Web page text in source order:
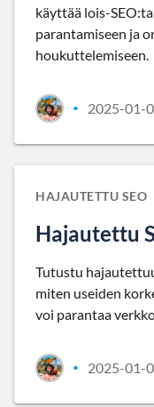
käyttää lois-
parantamiseen ja
houkuttelemiseen.
• 2025-01-
HAJAUTETTU SEO
Hajautettu
Tutustu
miten useiden
voi parantaa
• 2025-01-